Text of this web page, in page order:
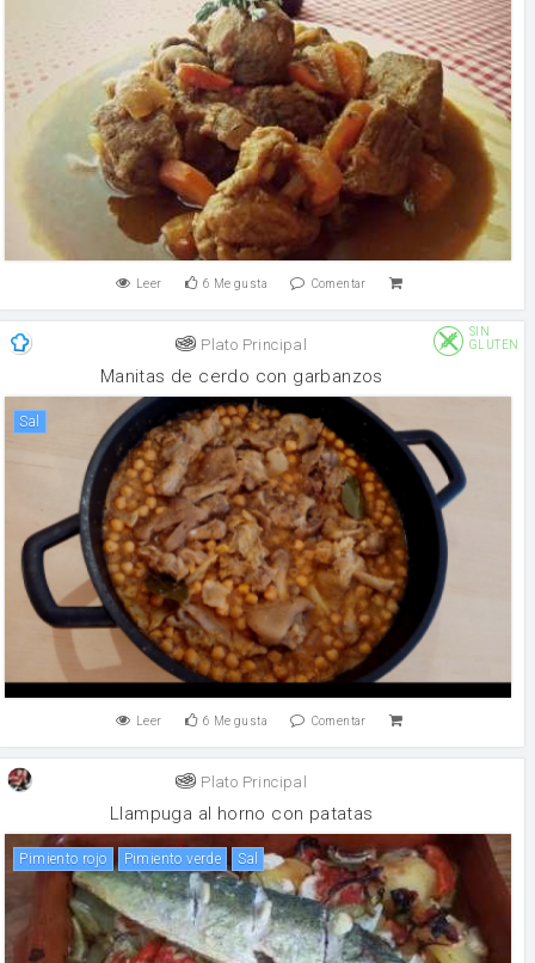
Leer 6 Me gusta Comentar
Plato Principal
SIN
GLUTEN
Manitas de cerdo con garbanzos
sal
Leer 6 Me gusta Comentar
Plato Principal
Llampuga al horno con patatas
pimiento rojo pimiento verde sal